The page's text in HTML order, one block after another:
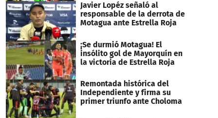
Javier Lopéz señaló al
responsable de la derrota de
Motagua ante Estrella Roja
¡Se durmió Motagua! El
insólito gol de Mayorquín en
la victoria de Estrella Roja
Remontada histórica del
Independiente y firma su
primer triunfo ante Choloma